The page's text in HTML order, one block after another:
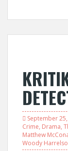
September
Crime, Drama,
Matthew
Woody